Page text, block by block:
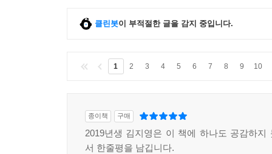
클린봇이 부적절한 글을 감지 중입니다.
1 2 3 4 5 6 7 8 9 10
종이책 구매
2019년생 김지영은 이 책에 하나도 공감하지
서 한줄평을 남깁니다.